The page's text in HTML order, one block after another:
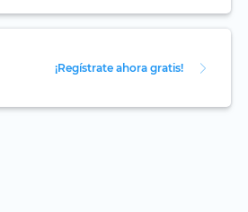
¡Regístrate ahora gratis!